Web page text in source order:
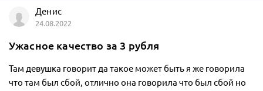
Денис
24.08.2022
Ужасное качество за 3 рубля
Там девушка говорит да такое может быть я же говорила
что там был сбой, отлично она говорила что был сбой но